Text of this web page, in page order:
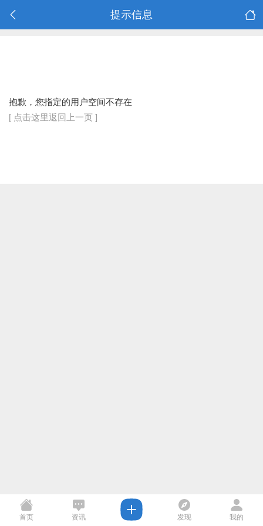
提示信息
抱歉，您指定的用户空间不存在
[ 点击这里返回上一页 ]
首页 资讯 发现 我的